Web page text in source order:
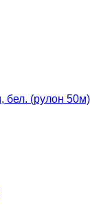
бел. (рулон 50м)